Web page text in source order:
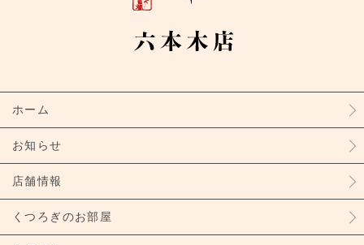
ホーム
お知らせ
店舗情報
くつろぎのお部屋